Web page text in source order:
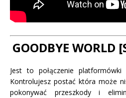
GOODBYE
Jest to połączenie
Kontrolujesz postać która może
pokonywać przeszkody i